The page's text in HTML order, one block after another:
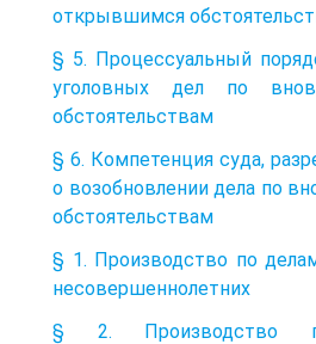
открывшимся
§ 5. Процессуальный
уголовных дел по
обстоятельствам
§ 6. Компетенция суда,
о возобновлении дела по
обстоятельствам
§ 1. Производство по
несовершеннолетних
§ 2. Производство